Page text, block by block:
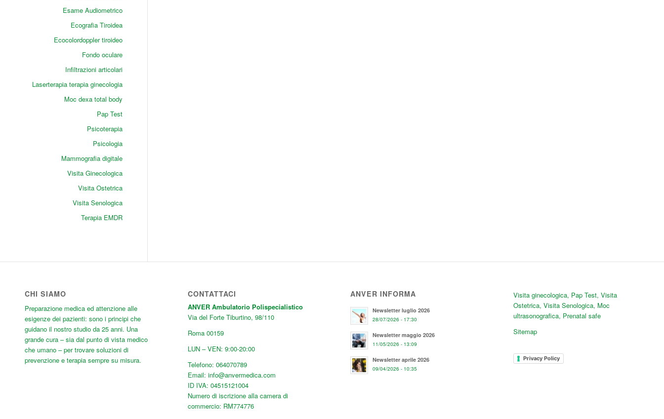
Esame Audiometrico
Ecografia Tiroidea
Ecocolordoppler tiroideo
Fondo oculare
Infiltrazioni articolari
Laserterapia terapia ginecologia
Moc dexa total body
Pap Test
Psicoterapia
Psicologia
Mammografia digitale
Visita Ginecologica
Visita Ostetrica
Visita Senologica
Terapia EMDR
CHI SIAMO
Preparazione medica ed attenzione alle
esigenze dei pazienti: sono i principi che
guidano il nostro studio da 25 anni. Una
grande cura – sia dal punto di vista medico
che umano – per trovare soluzioni di
prevenzione e terapia sempre su misura.
CONTATTACI
ANVER Ambulatorio Polispecialistico
Via del Forte Tiburtino, 98/110
Roma 00159
LUN – VEN: 9:00-20:00
Telefono: 064070789
Email: info@anvermedica.com
ID IVA: 04515121004
Numero di iscrizione alla camera di
commercio: RM774776
ANVER INFORMA
Newsletter luglio 2026
28/07/2026 - 17:30
Newsletter maggio 2026
11/05/2026 - 13:09
Newsletter aprile 2026
09/04/2026 - 10:35
Visita ginecologica, Pap Test, Visita
Ostetrica, Visita Senologica, Moc
ultrasonografica, Prenatal safe
Sitemap
Privacy Policy